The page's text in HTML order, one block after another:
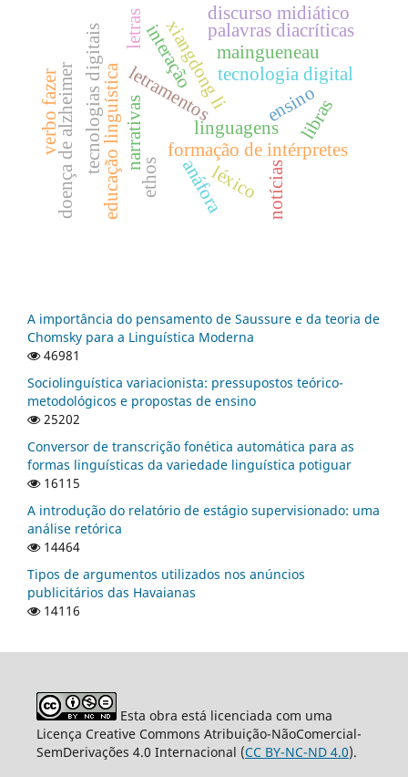
linguagens
letramentos ensino
tecnologia digital
educação linguística
tecnologias digitais xiangdong li
formação de intérpretes
doença de alzheimer narrativas
interação
verbo fazer
anáfora
ethos
maingueneau
palavras diacríticas
léxico
libras
discurso midiático
notícias
letras
A importância do pensamento de Saussure e da teoria de
Chomsky para a Linguística Moderna
46981
Sociolinguística variacionista: pressupostos teórico-
metodológicos e propostas de ensino
25202
Conversor de transcrição fonética automática para as
formas linguísticas da variedade linguística potiguar
16115
A introdução do relatório de estágio supervisionado: uma
análise retórica
14464
Tipos de argumentos utilizados nos anúncios
publicitários das Havaianas
14116
Esta obra está licenciada com uma
Licença Creative Commons Atribuição-NãoComercial-
SemDerivações 4.0 Internacional (CC BY-NC-ND 4.0).